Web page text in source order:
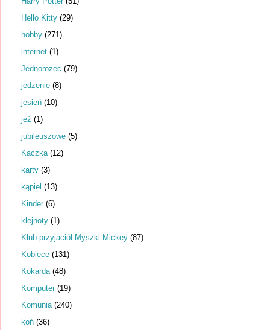
Hello Kitty (29)
hobby (271)
internet (1)
Jednorożec (79)
jedzenie (8)
jesień (10)
jeż (1)
jubileuszowe (5)
Kaczka (12)
karty (3)
kąpiel (13)
Kinder (6)
klejnoty (1)
Klub przyjaciół Myszki Mickey (87)
Kobiece (131)
Kokarda (48)
Komputer (19)
Komunia (240)
koń (36)